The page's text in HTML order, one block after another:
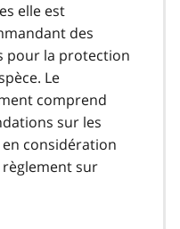
elle est
des
pour la protection
Le
comprend
sur les
considération
sur